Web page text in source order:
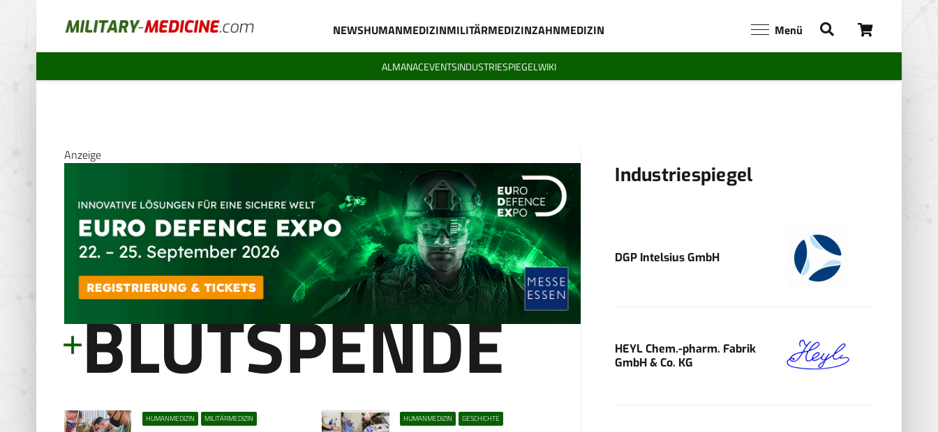
NEWSHUMANMEDIZINMILITÄRMEDIZINZAHNMEDIZIN Menü
ALMANACEVENTSINDUSTRIESPIEGELWIKI
Anzeige
BLUTSPENDE
HUMANMEDIZIN MILITÄRMEDIZIN HUMANMEDIZIN GESCHICHTE
Industriespiegel
DGP Intelsius GmbH
HEYL Chem.-pharm. Fabrik
GmbH & Co. KG